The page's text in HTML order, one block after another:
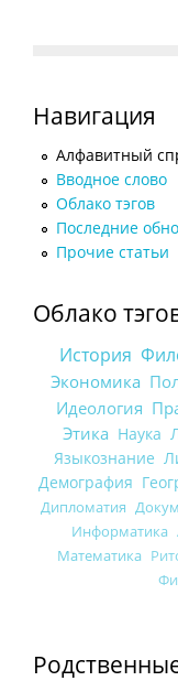
Навигация
Алфавитный
Вводное слово
Облако тэгов
Последние
Прочие статьи
Облако
История
Экономика
Идеология
Этика Наука
Языкознание
Демография
Дипломатия
Информатика
Математика